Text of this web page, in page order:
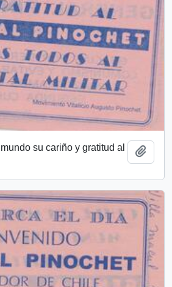
su cariño y gratitud al